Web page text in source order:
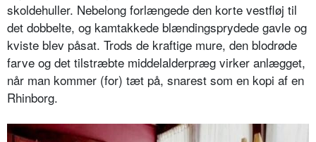
skoldehuller. Nebelong forlængede den korte vestfløj til
det dobbelte, og kamtakkede blændingsprydede gavle og
kviste blev påsat. Trods de kraftige mure, den blodrøde
farve og det tilstræbte middelalderpræg virker anlægget,
når man kommer (for) tæt på, snarest som en kopi af en
Rhinborg.